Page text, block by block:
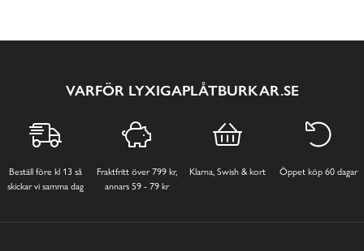
VARFÖR LYXIGAPLÅTBURKAR.SE
Beställ före kl 13 så
skickar vi samma dag
Fraktfritt över 799 kr,
annars 59 - 79 kr
Klarna, Swish & kort Öppet köp 60 dagar